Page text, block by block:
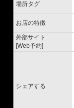
場所タグ
お店の特徴
外部サイト
[Web予約]
シェアする